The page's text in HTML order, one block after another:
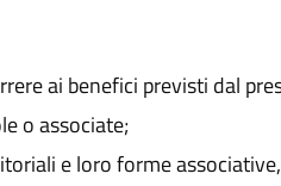
ai benefici previsti dal
o associate;
e loro forme